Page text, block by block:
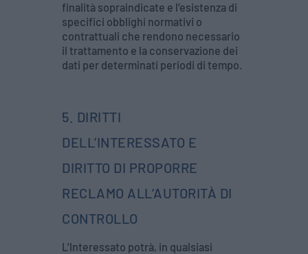
finalità sopraindicate e l’esistenza di
specifici obblighi normativi o
contrattuali che rendono necessario
il trattamento e la conservazione dei
dati per determinati periodi di tempo.
5. DIRITTI
DELL’INTERESSATO E
DIRITTO DI PROPORRE
RECLAMO ALL’AUTORITÀ DI
CONTROLLO
L’Interessato potrà, in qualsiasi